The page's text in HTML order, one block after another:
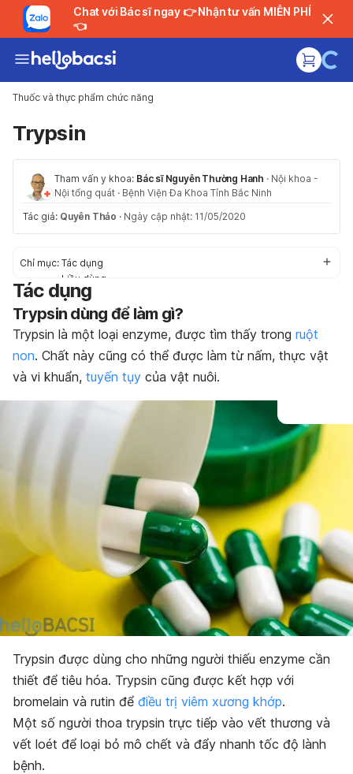
Chat với Bác sĩ ngay 👉 Nhận tư vấn MIỄN PHÍ
👈
Thuốc và thực phẩm chức năng
Trypsin
Tham vấn y khoa: Bác sĩ Nguyễn Thường Hanh · Nội khoa -
Nội tổng quát · Bệnh Viện Đa Khoa Tỉnh Bắc Ninh
Tác giả: Quyên Thảo · Ngày cập nhật: 11/05/2020
Chỉ mục: Tác dụng
Liều dùng
Tác dụng phụ
Thận trọng
Tương tác thuốc
Bảo quản thuốc
Dạng bào chế
Tác dụng
Trypsin dùng để làm gì?
Trypsin là một loại enzyme, được tìm thấy trong ruột
non. Chất này cũng có thể được làm từ nấm, thực vật
và vi khuẩn, tuyến tụy của vật nuôi.
Trypsin được dùng cho những người thiếu enzyme cần
thiết để tiêu hóa. Trypsin cũng được kết hợp với
bromelain và rutin để điều trị viêm xương khớp.
Một số người thoa trypsin trực tiếp vào vết thương và
vết loét để loại bỏ mô chết và đẩy nhanh tốc độ lành
bệnh.